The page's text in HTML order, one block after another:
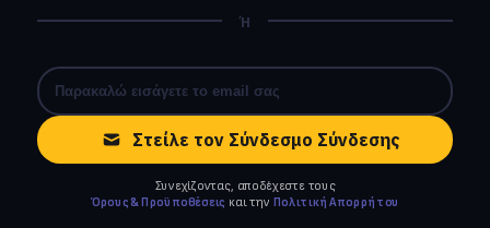
Ή
Στείλε τον Σύνδεσμο Σύνδεσης
Συνεχίζοντας, αποδέχεστε τους
Όρους & Προϋποθέσεις και την Πολιτική Απορρήτου